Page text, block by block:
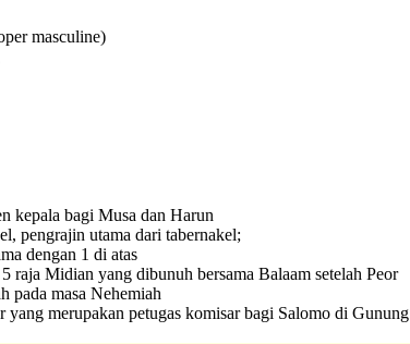
masculine)
kepala bagi Musa dan Harun
pengrajin utama dari tabernakel;
dengan 1 di atas
raja Midian yang dibunuh bersama Balaam setelah Peor
pada masa Nehemiah
yang merupakan petugas komisar bagi Salomo di Gunung